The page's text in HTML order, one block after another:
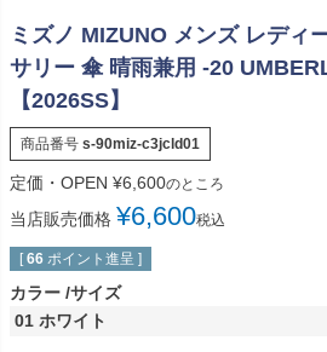
ミズノ MIZUNO メンズ レディ
サリー 傘 晴雨兼用 -20
【2026SS】
商品番号 s-90miz-c3jcld01
定価・OPEN ¥6,600のところ
当店販売価格 ¥6,600税込
[ 66 ポイント進呈 ]
カラー サイズ
01 ホワイト